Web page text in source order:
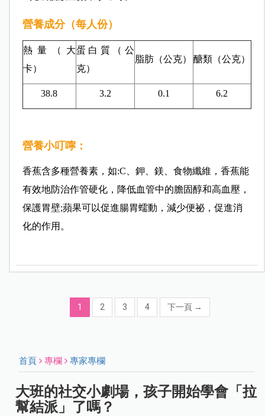
營養成分（每人份）
熱量（大
卡）
蛋白質（公
克）
脂肪（公克） 醣類（公克）
38.8 3.2 0.1 6.2
營養小叮嚀：
香蕉含多種營養素，如:C、鉀、鎂、食物纖維，香蕉能
有效地防治作管硬化，降低血管中的膽固醇和高血壓，
保護胃壁;蘋果可以促進腸胃蠕動，減少便祕，促進消
化的作用。
1 2 3 4 下一頁 →
首頁 專欄 專家專欄
大班的社交小劇場，孩子開始學會「拉
幫結派」了嗎？